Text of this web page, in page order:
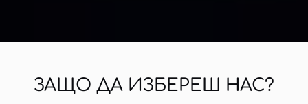
ЗАЩО ДА ИЗБЕРЕШ НАС?